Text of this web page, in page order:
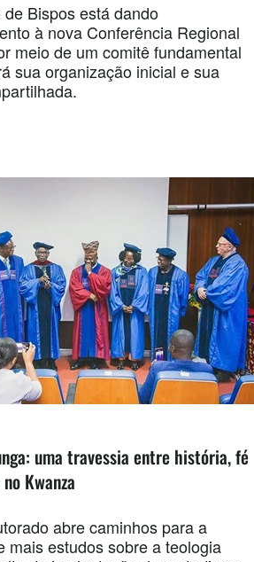
Bispos está dando
à nova Conferência Regional
meio de um comitê fundamental
sua organização inicial e sua
uma travessia entre história, fé
Kwanza
abre caminhos para a
mais estudos sobre a teologia